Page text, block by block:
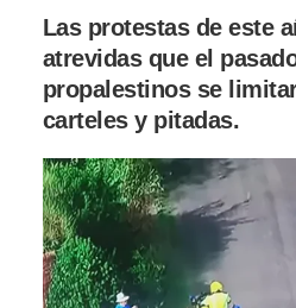
Las protestas de este
atrevidas que el
propalestinos se
carteles y pitadas.